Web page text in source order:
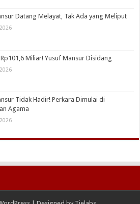
Datang Melayat, Tak Ada yang Meliput
Miliar! Yusuf Mansur Disidang
Tidak Hadir! Perkara Dimulai di
Agama